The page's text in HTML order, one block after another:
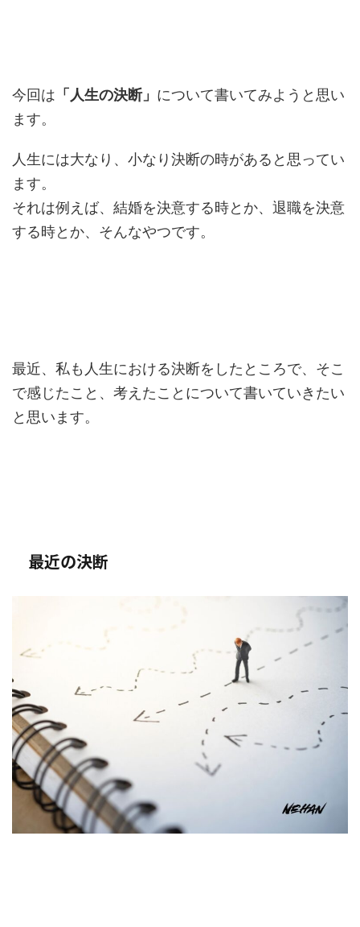
今回は 「人生の決断」 について書いてみようと思い
ます。
人生には大なり、小なり決断の時があると思ってい
ます。
それは例えば、結婚を決意する時とか、退職を決意
する時とか、そんなやつです。
最近、私も人生における決断をしたところで、そこ
で感じたこと、考えたことについて書いていきたい
と思います。
最近の決断